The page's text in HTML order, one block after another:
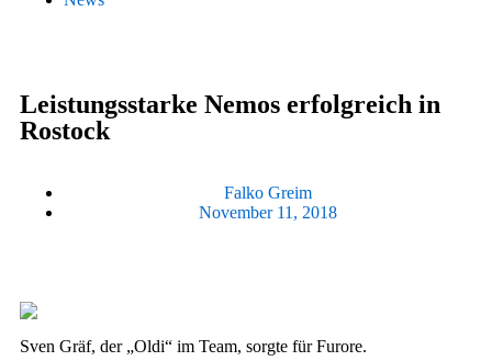
Leistungsstarke Nemos erfolgreich in
Rostock
Falko Greim
November 11, 2018
Sven Gräf, der „Oldi“ im Team, sorgte für Furore.